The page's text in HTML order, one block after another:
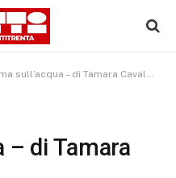
sull’acqua – di Tamara Cavallucci
– di Tamara